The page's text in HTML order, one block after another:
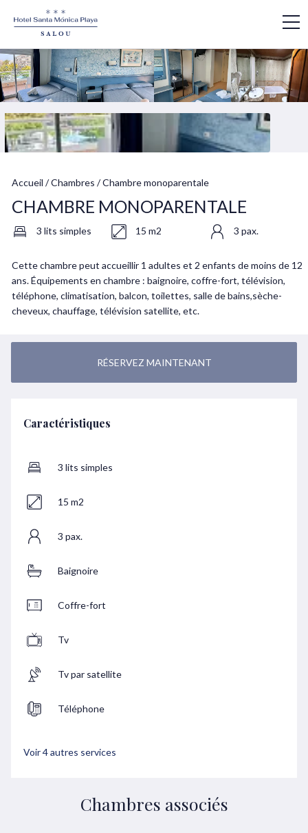
Accueil /Chambres /Chambre monoparentale
CHAMBRE MONOPARENTALE
3 lits simples 15 m2 3 pax.
Cette chambre peut accueillir 1 adultes et 2 enfants de moins de 12
ans. Équipements en chambre : baignoire, coffre-fort, télévision,
téléphone, climatisation, balcon, toilettes, salle de bains,sèche-
cheveux, chauffage, télévision satellite, etc.
RÉSERVEZ MAINTENANT
Caractéristiques
3 lits simples
15 m2
3 pax.
Baignoire
Coffre-fort
Tv
Tv par satellite
Téléphone
Voir 4 autres services
Chambres associés